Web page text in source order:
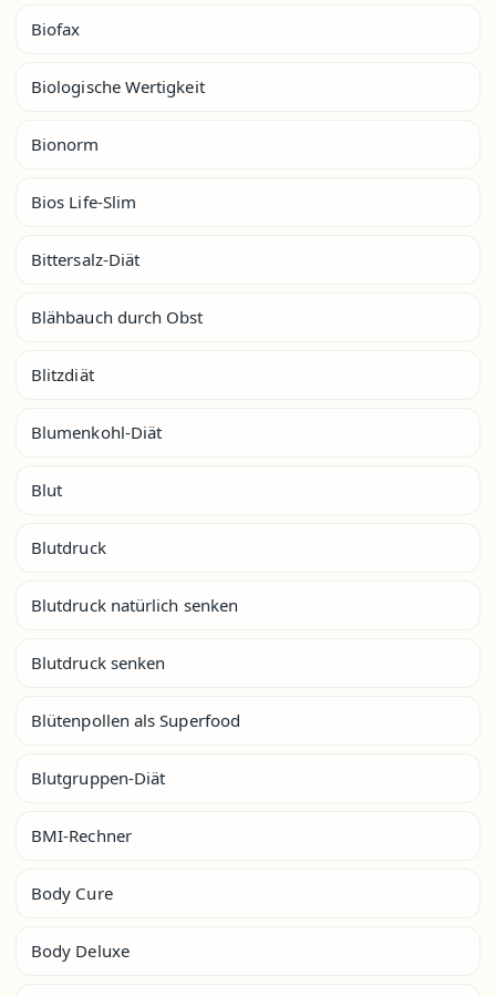
Biofax
Biologische Wertigkeit
Bionorm
Bios Life-Slim
Bittersalz-Diät
Blähbauch durch Obst
Blitzdiät
Blumenkohl-Diät
Blut
Blutdruck
Blutdruck natürlich senken
Blutdruck senken
Blütenpollen als Superfood
Blutgruppen-Diät
BMI-Rechner
Body Cure
Body Deluxe